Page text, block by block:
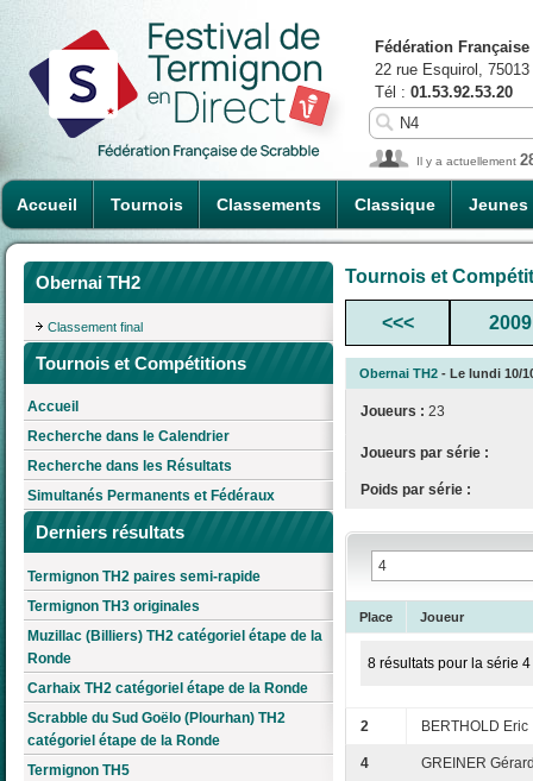
Accueil Tournois Classements Classique Jeunes
Fédération
22 rue Esquirol,
Tél : 01.53.92.53.20
Il y a actuellement
Obernai TH2
Classement final
Tournois et Compétitions
Accueil
Recherche dans le Calendrier
Recherche dans les Résultats
Simultanés Permanents et Fédéraux
Derniers résultats
Termignon TH2 paires semi-rapide
Termignon TH3 originales
Muzillac (Billiers) TH2 catégoriel étape de la
Ronde
Carhaix TH2 catégoriel étape de la Ronde
Scrabble du Sud Goëlo (Plourhan) TH2
catégoriel étape de la Ronde
Termignon TH5
Tournois et
<<< 2009
Obernai TH2 - Le lundi 10/
Joueurs : 23
Joueurs par série :
Poids par série :
Place Joueur
8 résultats pour la série 4
2 BERTHOLD Eric
4 GREINER